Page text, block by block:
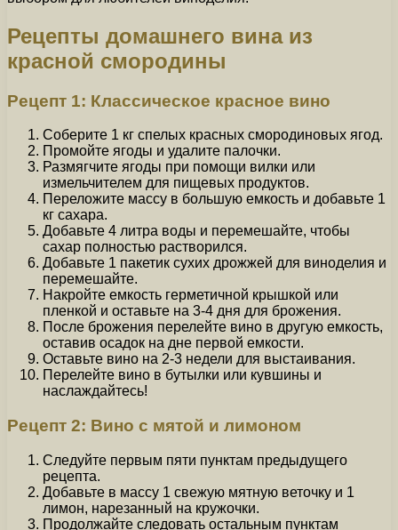
Рецепты домашнего вина из
красной смородины
Рецепт 1: Классическое красное вино
Соберите 1 кг спелых красных смородиновых ягод.
Промойте ягоды и удалите палочки.
Размягчите ягоды при помощи вилки или
измельчителем для пищевых продуктов.
Переложите массу в большую емкость и добавьте 1
кг сахара.
Добавьте 4 литра воды и перемешайте, чтобы
сахар полностью растворился.
Добавьте 1 пакетик сухих дрожжей для виноделия и
перемешайте.
Накройте емкость герметичной крышкой или
пленкой и оставьте на 3-4 дня для брожения.
После брожения перелейте вино в другую емкость,
оставив осадок на дне первой емкости.
Оставьте вино на 2-3 недели для выстаивания.
Перелейте вино в бутылки или кувшины и
наслаждайтесь!
Рецепт 2: Вино с мятой и лимоном
Следуйте первым пяти пунктам предыдущего
рецепта.
Добавьте в массу 1 свежую мятную веточку и 1
лимон, нарезанный на кружочки.
Продолжайте следовать остальным пунктам